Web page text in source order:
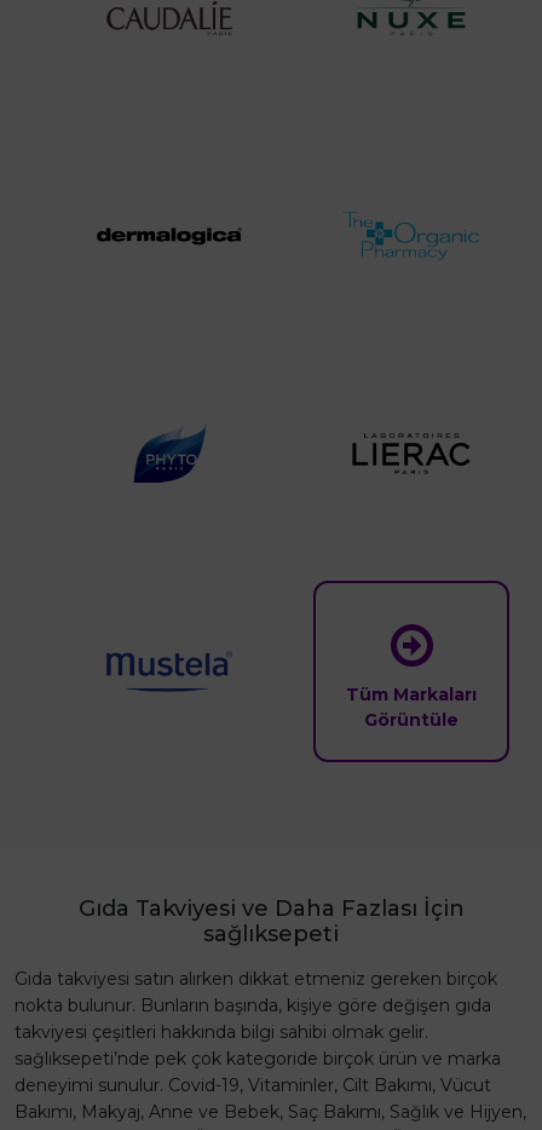
Tüm Markaları
Görüntüle
Gıda Takviyesi ve Daha Fazlası İçin
sağlıksepeti
Gıda takviyesi satın alırken dikkat etmeniz gereken birçok
nokta bulunur. Bunların başında, kişiye göre değişen gıda
takviyesi çeşitleri hakkında bilgi sahibi olmak gelir.
sağlıksepeti’nde pek çok kategoride birçok ürün ve marka
deneyimi sunulur. Covid-19, Vitaminler, Cilt Bakımı, Vücut
Bakımı, Makyaj, Anne ve Bebek, Saç Bakımı, Sağlık ve Hijyen,